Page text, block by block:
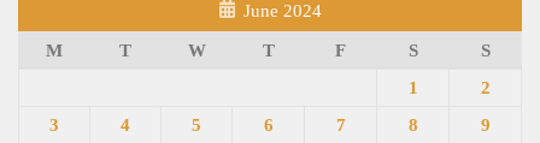
June 2024
M T W T F S
S
1
2
3
4 5 6 7 8
9